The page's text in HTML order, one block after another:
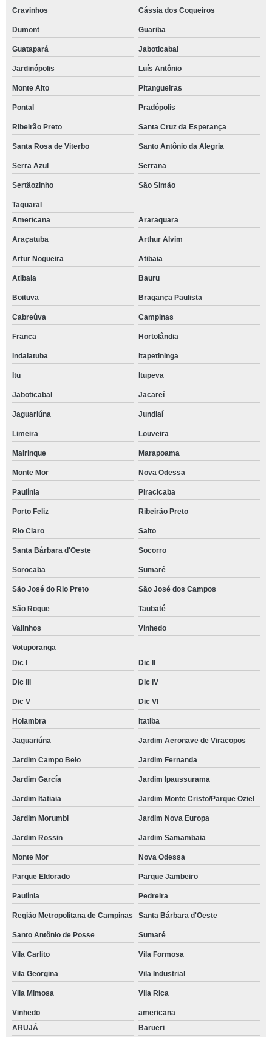
Cravinhos Cássia dos Coqueiros
Dumont Guariba
Guatapará Jaboticabal
Jardinópolis Luís Antônio
Monte Alto Pitangueiras
Pontal Pradópolis
Ribeirão Preto Santa Cruz da Esperança
Santa Rosa de Viterbo Santo Antônio da Alegria
Serra Azul Serrana
Sertãozinho São Simão
Taquaral
Americana
Araraquara
Araçatuba Arthur Alvim
Artur Nogueira Atibaia
Atibaia Bauru
Boituva Bragança Paulista
Cabreúva Campinas
Franca Hortolândia
Indaiatuba Itapetininga
Itu Itupeva
Jaboticabal Jacareí
Jaguariúna Jundiaí
Limeira Louveira
Mairinque Marapoama
Monte Mor Nova Odessa
Paulínia Piracicaba
Porto Feliz Ribeirão Preto
Rio Claro Salto
Santa Bárbara d'Oeste Socorro
Sorocaba Sumaré
São José do Rio Preto São José dos Campos
São Roque Taubaté
Valinhos Vinhedo
Votuporanga
Dic I
Dic II
Dic III Dic IV
Dic V Dic VI
Holambra Itatiba
Jaguariúna Jardim Aeronave de Viracopos
Jardim Campo Belo Jardim Fernanda
Jardim García Jardim Ipaussurama
Jardim Itatiaia Jardim Monte Cristo/Parque Oziel
Jardim Morumbi Jardim Nova Europa
Jardim Rossin Jardim Samambaia
Monte Mor Nova Odessa
Parque Eldorado Parque Jambeiro
Paulínia Pedreira
Região Metropolitana de Campinas Santa Bárbara d'Oeste
Santo Antônio de Posse Sumaré
Vila Carlito Vila Formosa
Vila Georgina Vila Industrial
Vila Mimosa Vila Rica
Vinhedo
americana
ARUJÁ
Barueri